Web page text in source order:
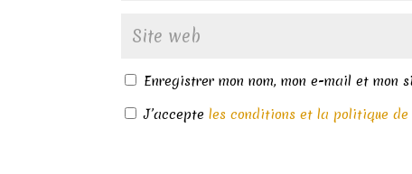
Enregistrer mon nom, mon e-mail et mon
J’accepteles conditions et la politique